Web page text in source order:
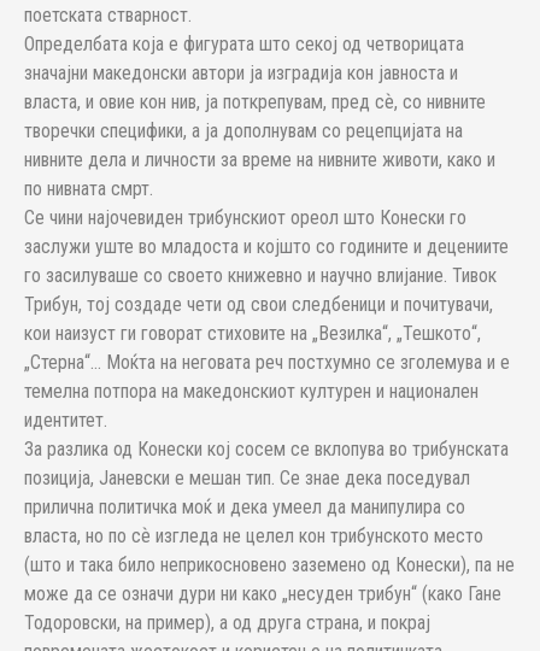
поетската стварност.
Определбата која е фигурата што секој од четворицата
значајни македонски автори ја изградија кон јавноста и
власта, и овие кон нив, ја поткрепувам, пред сѐ, со нивните
творечки специфики, а ја дополнувам со рецепцијата на
нивните дела и личности за време на нивните животи, како и
по нивната смрт.
Се чини најочевиден трибунскиот ореол што Конески го
заслужи уште во младоста и којшто со годините и децениите
го засилуваше со своето книжевно и научно влијание. Тивок
Трибун, тој создаде чети од свои следбеници и почитувачи,
кои наизуст ги говорат стиховите на „Везилка“, „Тешкото“,
„Стерна“… Моќта на неговата реч постхумно се зголемува и е
темелна потпора на македонскиот културен и национален
идентитет.
За разлика од Конески кој сосем се вклопува во трибунската
позиција, Јаневски е мешан тип. Се знае дека поседувал
прилична политичка моќ и дека умеел да манипулира со
власта, но по сѐ изгледа не целел кон трибунското место
(што и така било неприкосновено заземено од Конески), па не
може да се означи дури ни како „несуден трибун“ (како Гане
Тодоровски, на пример), а од друга страна, и покрај